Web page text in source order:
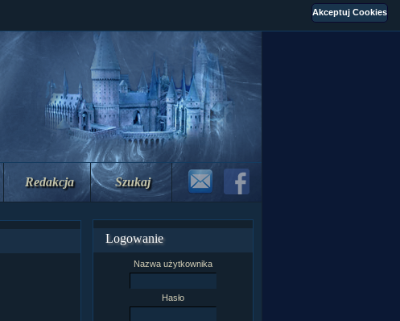
Redakcja Szukaj
Logowanie
Nazwa użytkownika
Hasło